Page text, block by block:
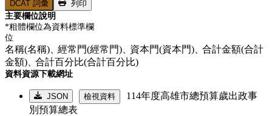
DCAT 詞彙
列印
主要欄位說明
*粗體欄位為資料標準欄
位
名稱(名稱)、經常門(經常門)、資本門(資本門)、合計金額(合計
金額)、合計百分比(合計百分比)
資料資源下載網址
JSON 檢視資料
114年度高雄市總預算歲出政事
別預算總表